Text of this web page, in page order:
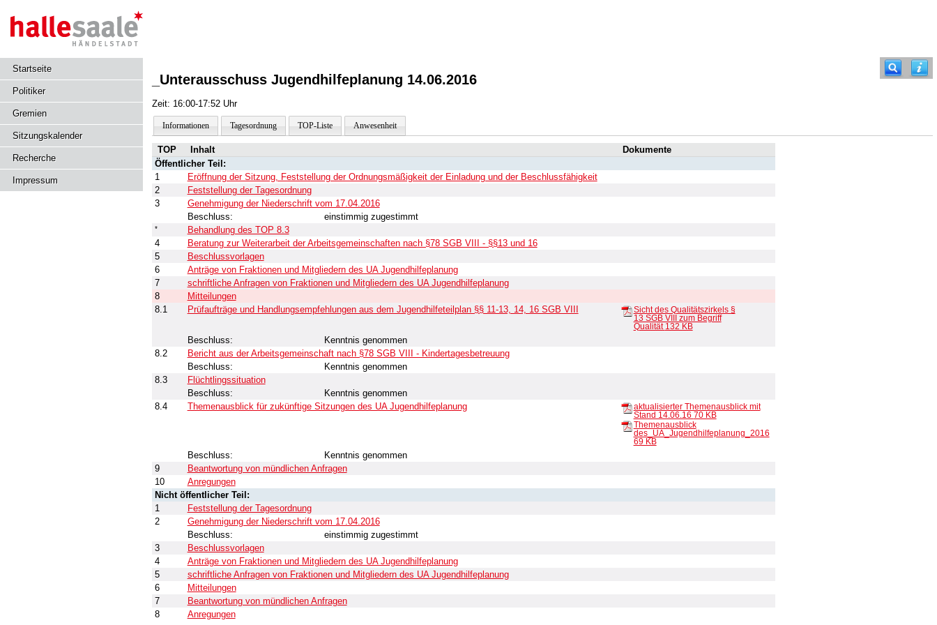
Startseite
Politiker
Gremien
Sitzungskalender
Recherche
Impressum
_Unterausschuss Jugendhilfeplanung 14.06.2016
Zeit: 16:00-17:52 Uhr
Informationen Tagesordnung TOP-Liste Anwesenheit
TOP Inhalt
Dokumente
Öffentlicher Teil:
1
Eröffnung der Sitzung, Feststellung der Ordnungsmäßigkeit der Einladung und der Beschlussfähigkeit
2
Feststellung der Tagesordnung
3
Genehmigung der Niederschrift vom 17.04.2016
Beschluss:
einstimmig zugestimmt
*
Behandlung des TOP 8.3
4
Beratung zur Weiterarbeit der Arbeitsgemeinschaften nach §78 SGB VIII - §§13 und 16
5
Beschlussvorlagen
6
Anträge von Fraktionen und Mitgliedern des UA Jugendhilfeplanung
7
schriftliche Anfragen von Fraktionen und Mitgliedern des UA Jugendhilfeplanung
8
Mitteilungen
8.1
Prüfaufträge und Handlungsempfehlungen aus dem Jugendhilfeteilplan §§ 11-13, 14, 16 SGB VIII
Sicht des Qualitätszirkels §
13 SGB VIII zum Begriff
Qualität 132 KB
Beschluss:
Kenntnis genommen
8.2
Bericht aus der Arbeitsgemeinschaft nach §78 SGB VIII - Kindertagesbetreuung
Beschluss:
Kenntnis genommen
8.3
Flüchtlingssituation
Beschluss:
Kenntnis genommen
8.4
Themenausblick für zukünftige Sitzungen des UA Jugendhilfeplanung
aktualisierter Themenausblick mit
Stand 14.06.16 70 KB
Themenausblick
des_UA_Jugendhilfeplanung_2016
69 KB
Beschluss:
Kenntnis genommen
9
Beantwortung von mündlichen Anfragen
10
Anregungen
Nicht öffentlicher Teil:
1
Feststellung der Tagesordnung
2
Genehmigung der Niederschrift vom 17.04.2016
Beschluss:
einstimmig zugestimmt
3
Beschlussvorlagen
4
Anträge von Fraktionen und Mitgliedern des UA Jugendhilfeplanung
5
schriftliche Anfragen von Fraktionen und Mitgliedern des UA Jugendhilfeplanung
6
Mitteilungen
7
Beantwortung von mündlichen Anfragen
8
Anregungen